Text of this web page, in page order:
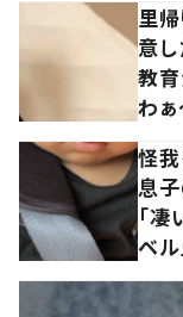
里
意
教育
わぁ
怪我
息
「
ベル